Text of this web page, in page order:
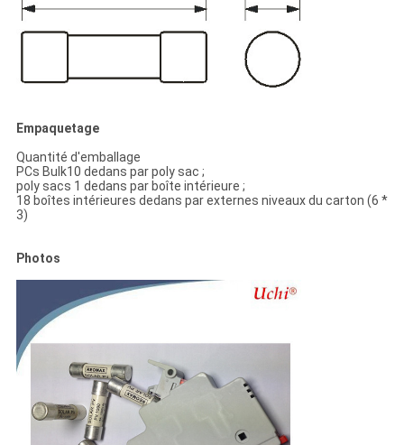
Empaquetage
Quantité d'emballage
PCs Bulk10 dedans par poly sac ;
poly sacs 1 dedans par boîte intérieure ;
18 boîtes intérieures dedans par externes niveaux du carton (6 *
3)
Photos